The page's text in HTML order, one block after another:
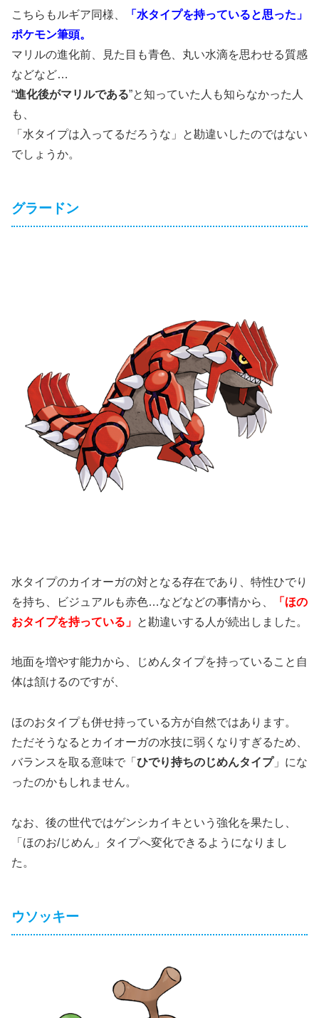
こちらもルギア同様、
「水タイプを持っていると思った」
ポケモン筆頭。
マリルの進化前、見た目も青色、丸い水滴を思わせる質感
などなど…
“進化後がマリルである”と知っていた人も知らなかった人
も、
「水タイプは入ってるだろうな」と勘違いしたのではない
でしょうか。
グラードン
水タイプのカイオーガの対となる存在であり、特性ひでり
を持ち、ビジュアルも赤色…などなどの事情から、
「ほの
おタイプを持っている」 と勘違いする人が続出しました。
地面を増やす能力から、じめんタイプを持っていること自
体は頷けるのですが、
ほのおタイプも併せ持っている方が自然ではあります。
ただそうなるとカイオーガの水技に弱くなりすぎるため、
バランスを取る意味で「 ひでり持ちのじめんタイプ」にな
ったのかもしれません。
なお、後の世代ではゲンシカイキという強化を果たし、
「ほのお/じめん」タイプへ変化できるようになりまし
た。
ウソッキー